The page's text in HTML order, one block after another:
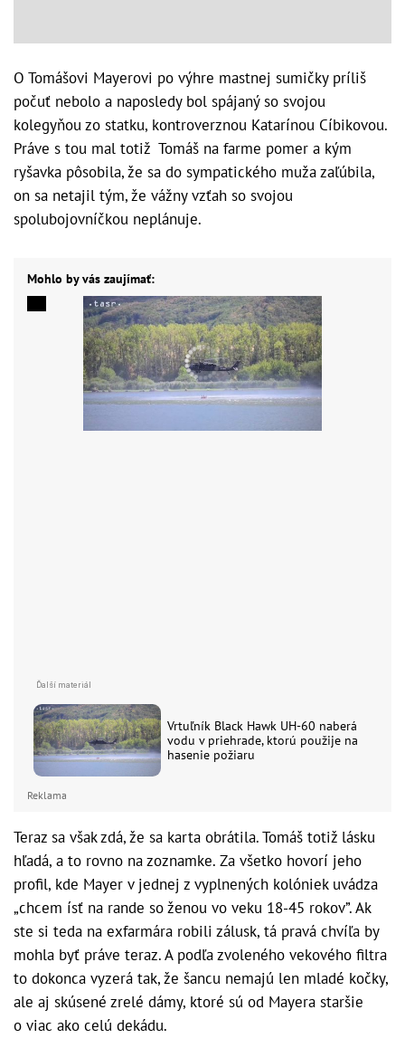
O Tomášovi Mayerovi po výhre mastnej sumičky príliš
počuť nebolo a naposledy bol spájaný so svojou
kolegyňou zo statku, kontroverznou Katarínou Cíbikovou.
Práve s tou mal totiž Tomáš na farme pomer a kým
ryšavka pôsobila, že sa do sympatického muža zaľúbila,
on sa netajil tým, že vážny vzťah so svojou
spolubojovníčkou neplánuje.
Mohlo by vás zaujímať:
Vrtuľník Black Hawk UH-60 naberá
vodu v priehrade, ktorú použije na
hasenie požiaru
Reklama
Teraz sa však zdá, že sa karta obrátila. Tomáš totiž lásku
hľadá, a to rovno na zoznamke. Za všetko hovorí jeho
profil, kde Mayer v jednej z vyplnených kolóniek uvádza
„chcem ísť na rande so ženou vo veku 18-45 rokov”. Ak
ste si teda na exfarmára robili zálusk, tá pravá chvíľa by
mohla byť práve teraz. A podľa zvoleného vekového filtra
to dokonca vyzerá tak, že šancu nemajú len mladé kočky,
ale aj skúsené zrelé dámy, ktoré sú od Mayera staršie
o viac ako celú dekádu.